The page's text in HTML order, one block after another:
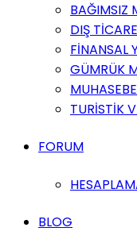
BAĞIMSIZ
DIŞ
FİNANSAL
GÜMRÜK
TURİSTİK
FORUM
BLOG